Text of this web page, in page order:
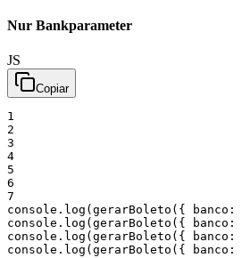
Nur Bankparameter
JS
Copiar
1
2
3
4
5
6
7
console . log ( gerarBoleto ( { banco:
console . log ( gerarBoleto ( { banco:
console . log ( gerarBoleto ( { banco:
console . log ( gerarBoleto ( { banco: